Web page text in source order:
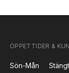
ÖPPETTIDER &
Sön-Mån
Stängt